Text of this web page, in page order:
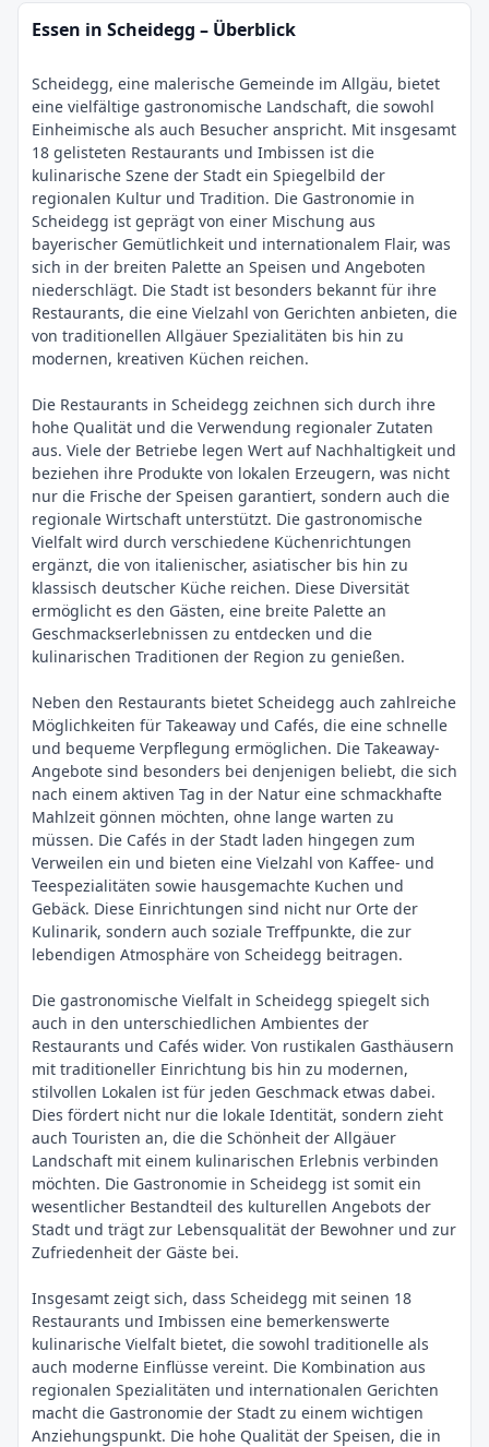
Essen in Scheidegg – Überblick
Scheidegg, eine malerische Gemeinde im Allgäu, bietet
eine vielfältige gastronomische Landschaft, die sowohl
Einheimische als auch Besucher anspricht. Mit insgesamt
18 gelisteten Restaurants und Imbissen ist die
kulinarische Szene der Stadt ein Spiegelbild der
regionalen Kultur und Tradition. Die Gastronomie in
Scheidegg ist geprägt von einer Mischung aus
bayerischer Gemütlichkeit und internationalem Flair, was
sich in der breiten Palette an Speisen und Angeboten
niederschlägt. Die Stadt ist besonders bekannt für ihre
Restaurants, die eine Vielzahl von Gerichten anbieten, die
von traditionellen Allgäuer Spezialitäten bis hin zu
modernen, kreativen Küchen reichen.
Die Restaurants in Scheidegg zeichnen sich durch ihre
hohe Qualität und die Verwendung regionaler Zutaten
aus. Viele der Betriebe legen Wert auf Nachhaltigkeit und
beziehen ihre Produkte von lokalen Erzeugern, was nicht
nur die Frische der Speisen garantiert, sondern auch die
regionale Wirtschaft unterstützt. Die gastronomische
Vielfalt wird durch verschiedene Küchenrichtungen
ergänzt, die von italienischer, asiatischer bis hin zu
klassisch deutscher Küche reichen. Diese Diversität
ermöglicht es den Gästen, eine breite Palette an
Geschmackserlebnissen zu entdecken und die
kulinarischen Traditionen der Region zu genießen.
Neben den Restaurants bietet Scheidegg auch zahlreiche
Möglichkeiten für Takeaway und Cafés, die eine schnelle
und bequeme Verpflegung ermöglichen. Die Takeaway-
Angebote sind besonders bei denjenigen beliebt, die sich
nach einem aktiven Tag in der Natur eine schmackhafte
Mahlzeit gönnen möchten, ohne lange warten zu
müssen. Die Cafés in der Stadt laden hingegen zum
Verweilen ein und bieten eine Vielzahl von Kaffee- und
Teespezialitäten sowie hausgemachte Kuchen und
Gebäck. Diese Einrichtungen sind nicht nur Orte der
Kulinarik, sondern auch soziale Treffpunkte, die zur
lebendigen Atmosphäre von Scheidegg beitragen.
Die gastronomische Vielfalt in Scheidegg spiegelt sich
auch in den unterschiedlichen Ambientes der
Restaurants und Cafés wider. Von rustikalen Gasthäusern
mit traditioneller Einrichtung bis hin zu modernen,
stilvollen Lokalen ist für jeden Geschmack etwas dabei.
Dies fördert nicht nur die lokale Identität, sondern zieht
auch Touristen an, die die Schönheit der Allgäuer
Landschaft mit einem kulinarischen Erlebnis verbinden
möchten. Die Gastronomie in Scheidegg ist somit ein
wesentlicher Bestandteil des kulturellen Angebots der
Stadt und trägt zur Lebensqualität der Bewohner und zur
Zufriedenheit der Gäste bei.
Insgesamt zeigt sich, dass Scheidegg mit seinen 18
Restaurants und Imbissen eine bemerkenswerte
kulinarische Vielfalt bietet, die sowohl traditionelle als
auch moderne Einflüsse vereint. Die Kombination aus
regionalen Spezialitäten und internationalen Gerichten
macht die Gastronomie der Stadt zu einem wichtigen
Anziehungspunkt. Die hohe Qualität der Speisen, die in